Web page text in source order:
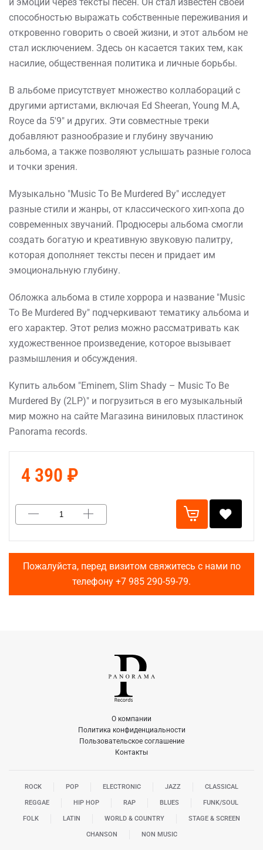
способностью выражать собственные переживания и
откровенно говорить о своей жизни, и этот альбом не
стал исключением. Здесь он касается таких тем, как
насилие, общественная политика и личные борьбы.
В альбоме присутствует множество коллабораций с
другими артистами, включая Ed Sheeran, Young M.A,
Royce da 5'9" и других. Эти совместные треки
добавляют разнообразие и глубину звучанию
альбома, а также позволяют услышать разные голоса
и точки зрения.
Музыкально "Music To Be Murdered By" исследует
разные стили и жанры, от классического хип-хопа до
современных звучаний. Продюсеры альбома смогли
создать богатую и креативную звуковую палитру,
которая дополняет тексты песен и придает им
эмоциональную глубину.
Обложка альбома в стиле хоррора и название "Music
To Be Murdered By" подчеркивают тематику альбома и
его характер. Этот релиз можно рассматривать как
художественное произведение, которое вызывает
размышления и обсуждения.
Купить альбом "Eminem, Slim Shady – Music To Be
Murdered By (2LP)" и погрузиться в его музыкальный
мир можно на сайте Магазина виниловых пластинок
Panorama records.
4 390 ₽
Пожалуйста, перед визитом свяжитесь с нами по
телефону +7 985 290-59-79.
О компании
Политика конфиденциальности
Пользовательское соглашение
Контакты
ROCK POP ELECTRONIC JAZZ CLASSICAL
REGGAE HIP HOP RAP BLUES FUNK/SOUL
FOLK LATIN WORLD & COUNTRY STAGE & SCREEN
CHANSON NON MUSIC